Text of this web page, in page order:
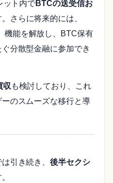
ット内でBTCの送受信お
さらに将来的には、
機能を解放し、BTC保有
分散型金融に参加でき
収も検討しており、これ
のスムーズな移行と導
引き続き、後半セクシ